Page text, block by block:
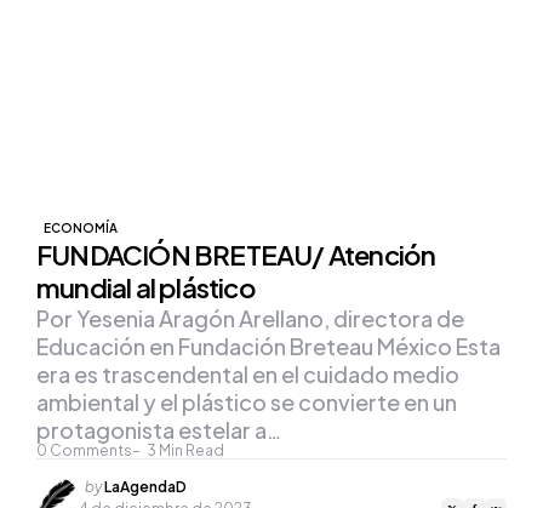
ECONOMÍA
FUNDACIÓN BRETEAU/ Atención
mundial al plástico
0 Comments 3 Min Read
Por Yesenia Aragón Arellano, directora de
Educación en Fundación Breteau México Esta
era es trascendental en el cuidado medio
ambiental y el plástico se convierte en un
protagonista estelar a…
Posted
byLaAgendaD